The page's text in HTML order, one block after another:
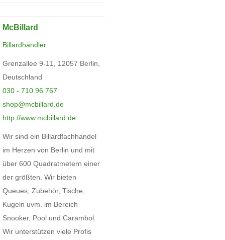
McBillard
Billardhändler
Grenzallee 9-11, 12057 Berlin,
Deutschland
030 - 710 96 767
shop@mcbillard.de
http://www.mcbillard.de
Wir sind ein Billardfachhandel
im Herzen von Berlin und mit
über 600 Quadratmetern einer
der größten. Wir bieten
Queues, Zubehör, Tische,
Kugeln uvm. im Bereich
Snooker, Pool und Carambol.
Wir unterstützen viele Profis